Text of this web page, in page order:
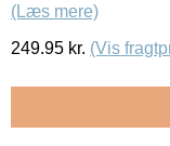
(Læs mere)
249.95 kr. (Vis